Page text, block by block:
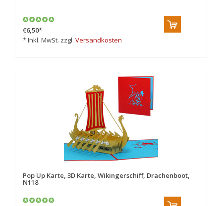
€6,50*
* Inkl. MwSt. zzgl. Versandkosten
Pop Up Karte, 3D Karte, Wikingerschiff, Drachenboot,
N118